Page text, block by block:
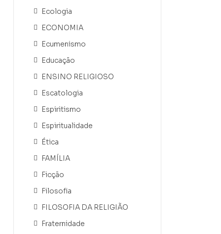
Ecologia
ECONOMIA
Ecumenismo
Educação
ENSINO RELIGIOSO
Escatologia
Espiritismo
Espiritualidade
Ética
FAMÍLIA
Ficção
Filosofia
FILOSOFIA DA RELIGIÃO
Fraternidade